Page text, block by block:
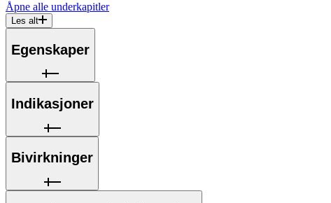
Åpne alle underkapitler
Les alt
Egenskaper
Indikasjoner
Bivirkninger